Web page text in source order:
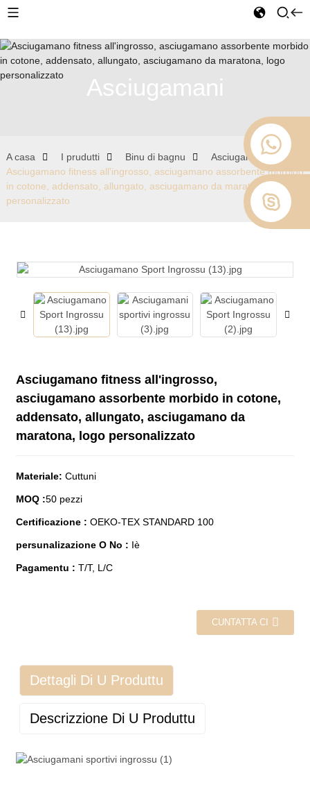
Asciugamani
A casa I prudutti Binu di bagnu
Asciugamani
Asciugamano fitness all'ingrosso, asciugamano assorbente morbido
in cotone, addensato, allungato, asciugamano da maratona, logo
personalizzato
Asciugamano fitness all'ingrosso,
asciugamano assorbente morbido in cotone,
addensato, allungato, asciugamano da
maratona, logo personalizzato
Materiale: Cuttuni
MOQ :50 pezzi
Certificazione : OEKO-TEX STANDARD 100
persunalizazione O No : Iè
Pagamentu : T/T, L/C
CUNTATTA CI
Dettagli Di U Produttu
Descrizzione Di U Produttu